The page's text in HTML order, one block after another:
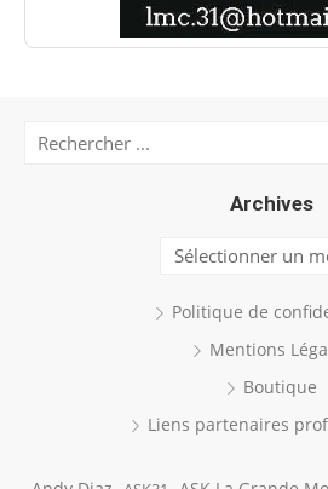
Archives
Archives
Politique de
Mentions
Boutique
Liens partenaires